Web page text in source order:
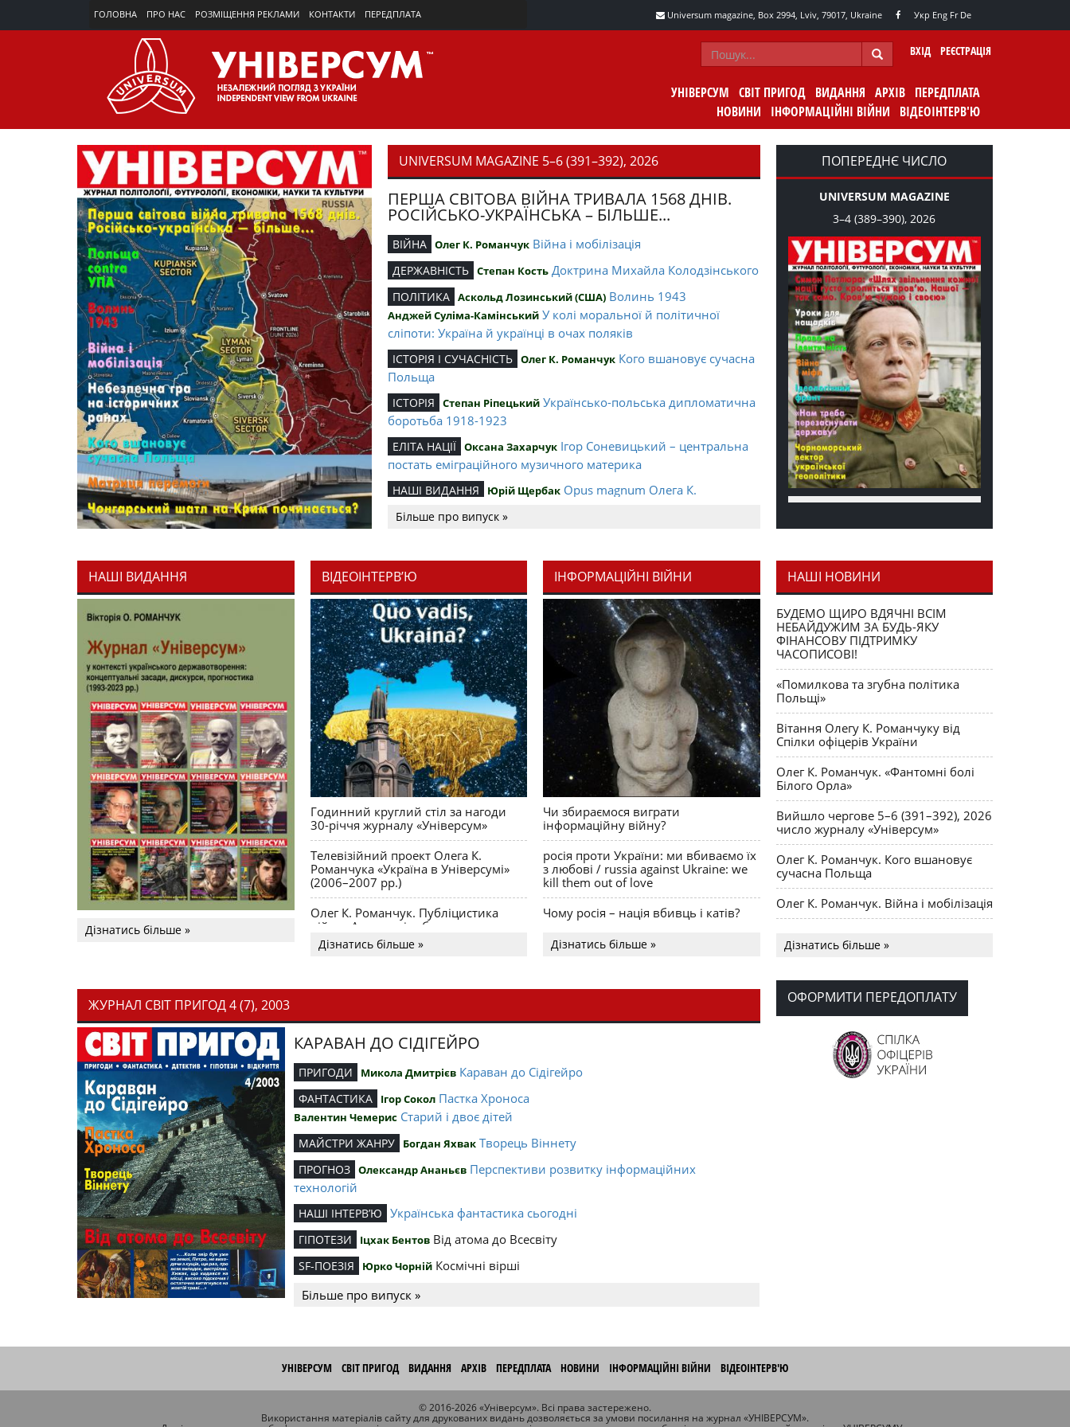
ГОЛОВНА ПРО НАС РОЗМІЩЕННЯ РЕКЛАМИ КОНТАКТИ ПЕРЕДПЛАТА Universum magazine, Box 2994, Lviv, 79017, Ukraine Укр Eng FrDe
ВХІД РЕЄСТРАЦІЯ
УНІВЕРСУМ СВІТ ПРИГОД ВИДАННЯ АРХІВ ПЕРЕДПЛАТА
НОВИНИ
ІНФОРМАЦІЙНІ ВІЙНИ ВІДЕОІНТЕРВ'Ю
UNIVERSUM MAGAZINE 5–6 (391–392), 2026
ПЕРША СВІТОВА ВІЙНА ТРИВАЛА 1568 ДНІВ.
РОСІЙСЬКО-УКРАЇНСЬКА – БІЛЬШЕ...
ВІЙНА Олег К. Романчук Війна і мобілізація
ДЕРЖАВНІСТЬ Степан Кость Доктрина Михайла Колодзінського
ПОЛІТИКА Аскольд Лозинський (США) Волинь 1943
Анджей Суліма-Камінський У колі моральної й політичної
сліпоти: Україна й українці в очах поляків
ІСТОРІЯ І СУЧАСНІСТЬ Олег К. Романчук Кого вшановує сучасна
Польща
ІСТОРІЯ Степан Ріпецький Українсько-польська дипломатична
боротьба 1918-1923
ЕЛІТА НАЦІЇ Оксана Захарчук Ігор Соневицький – центральна
постать еміграційного музичного материка
НАШІ ВИДАННЯ Юрій Щербак Opus magnum Олега К.
Романчука
СЛОВО РЕДАКЦІЙНЕ Олег К. Романчук Журавель і синиця як
уособлення української політстратегії й тактики
Більше про випуск »
ПОПЕРЕДНЄ ЧИСЛО
UNIVERSUM MAGAZINE
3–4 (389–390), 2026
НАШІ ВИДАННЯ
Дізнатись більше »
ВІДЕОІНТЕРВ’Ю
Годинний круглий стіл за нагоди
30-річчя журналу «Універсум»
Телевізійний проект Олега К.
Романчука «Україна в Універсумі»
(2006–2007 рр.)
Олег К. Романчук. Публіцистика
війни. Акценти і табу
Дізнатись більше »
ІНФОРМАЦІЙНІ ВІЙНИ
Чи збираємося виграти
інформаційну війну?
росія проти України: ми вбиваємо їх
з любові / russia against Ukraine: we
kill them out of love
Чому росія – нація вбивць і катів?
Дізнатись більше »
НАШІ НОВИНИ
БУДЕМО ЩИРО ВДЯЧНІ ВСІМ
НЕБАЙДУЖИМ ЗА БУДЬ-ЯКУ
ФІНАНСОВУ ПІДТРИМКУ
ЧАСОПИСОВІ!
«Помилкова та згубна політика
Польщі»
Вітання Олегу К. Романчуку від
Спілки офіцерів України
Олег К. Романчук. «Фантомні болі
Білого Орла»
Вийшло чергове 5–6 (391–392), 2026
число журналу «Універсум»
Олег К. Романчук. Кого вшановує
сучасна Польща
Олег К. Романчук. Війна і мобілізація
долучилися до найбільшої
День Вишиванки в Норт Порті
OPUS MAGNUM Олега К. Романчука
Дізнатись більше »
ЖУРНАЛ СВІТ ПРИГОД 4 (7), 2003
КАРАВАН ДО СІДІГЕЙРО
ПРИГОДИ Микола Дмитрієв Караван до Сідігейро
ФАНТАСТИКА Ігор Сокол Пастка Хроноса
Валентин Чемерис Старий і двоє дітей
МАЙСТРИ ЖАНРУ Богдан Яхвак Творець Віннету
ПРОГНОЗ Олександр Ананьєв Перспективи розвитку інформаційних
технологій
НАШІ ІНТЕРВ’Ю Українська фантастика сьогодні
ГІПОТЕЗИ Іцхак Бентов Від атома до Всесвіту
SF-ПОЕЗІЯ Юрко Чорній Космічні вірші
Більше про випуск »
ОФОРМИТИ ПЕРЕДОПЛАТУ
УНІВЕРСУМ СВІТ ПРИГОД ВИДАННЯ АРХІВ ПЕРЕДПЛАТА НОВИНИ ІНФОРМАЦІЙНІ ВІЙНИ ВІДЕОІНТЕРВ'Ю
© 2016-2026 «Універсум». Всі права застережено.
Використання матеріалів сайту для друкованих видань дозволяється за умови посилання на журнал «УНІВЕРСУМ».